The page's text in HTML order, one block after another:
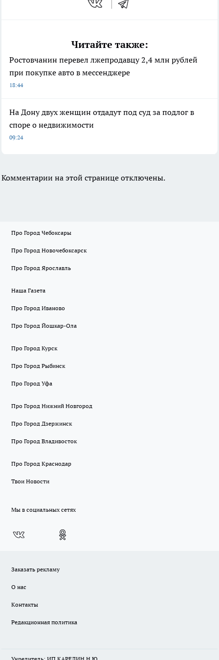
Читайте также:
Ростовчанин перевел лжепродавцу 2,4 млн рублей
при покупке авто в мессенджере
18:44
На Дону двух женщин отдадут под суд за подлог в
споре о недвижимости
09:24
Комментарии на этой странице отключены.
Про Город Чебоксары
Про Город Новочебоксарск
Про Город Ярославль
Наша Газета
Про Город Иваново
Про Город Йошкар-Ола
Про Город Курск
Про Город Рыбинск
Про Город Уфа
Про Город Нижний Новгород
Про Город Дзержинск
Про Город Владивосток
Про Город Краснодар
Твои Новости
Мы в социальных сетях
Заказать рекламу
О нас
Контакты
Редакционная политика